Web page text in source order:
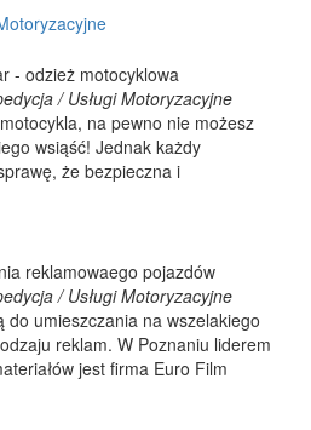
- odzież motocyklowa
/ Usługi Motoryzacyjne
na pewno nie możesz
wsiąść! Jednak każdy
że bezpieczna i
reklamowaego pojazdów
/ Usługi Motoryzacyjne
do umieszczania na wszelakiego
reklam. W Poznaniu liderem
jest firma Euro Film